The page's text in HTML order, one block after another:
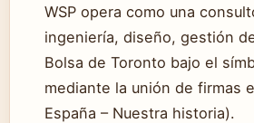
WSP opera como una
ingeniería, diseño, gestión
Bolsa de Toronto bajo el
mediante la unión de firmas
España – Nuestra historia).